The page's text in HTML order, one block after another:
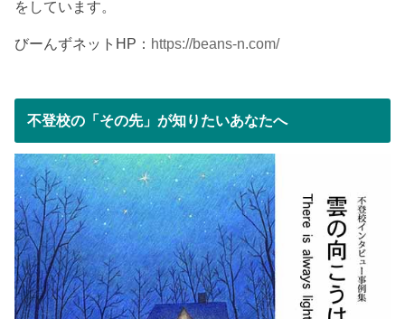
をしています。
びーんずネットHP： https://beans-n.com/
不登校の「その先」が知りたいあなたへ